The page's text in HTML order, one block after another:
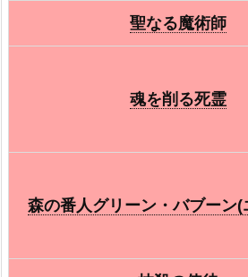
処刑人－マキュラ(エラッ
ファイバーポッド
聖なる魔術師
魂を削る死霊
森の番人グリーン・バブーン(